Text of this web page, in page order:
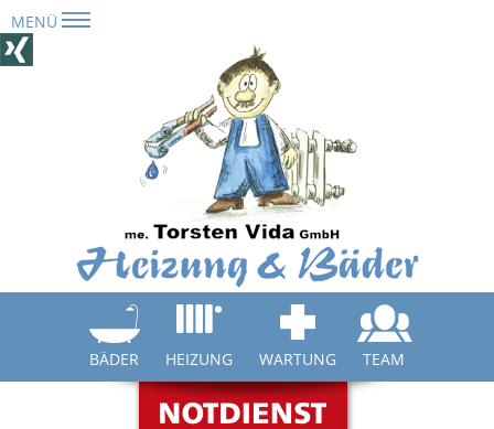
MENÜ
Navigation
überspringen
BÄDER
HEIZUNG WARTUNG TEAM